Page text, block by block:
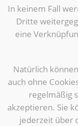
In keinem Fall
Dritte
eine
Natürlich
auch ohne
regelmäßig
akzeptieren. Sie
jederzeit über